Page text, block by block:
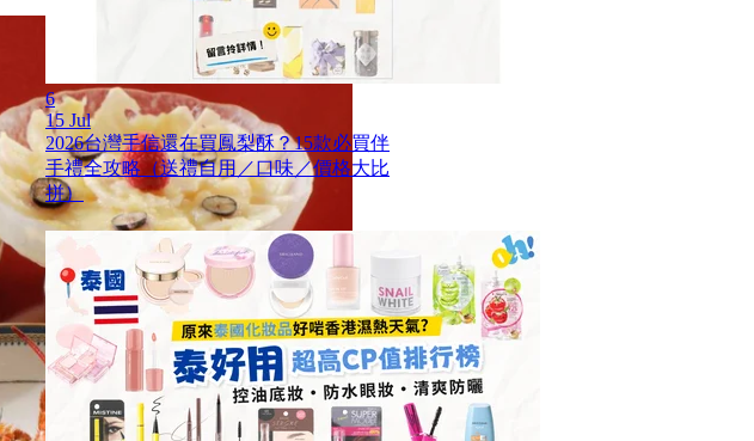
6
15 Jul
2026台灣手信還在買鳳梨酥？15款必買伴
手禮全攻略（送禮自用／口味／價格大比
拼）